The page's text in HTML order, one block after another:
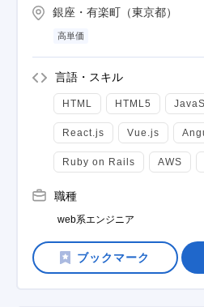
銀座・有楽町（東京都）
高単価
言語・スキル
HTML HTML5
React.js Vue.js
Ruby on Rails AWS
職種
web系エンジニア